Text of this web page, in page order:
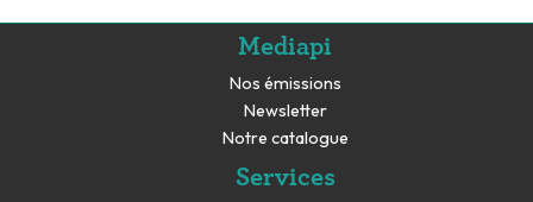
Mediapi
Nos émissions
Newsletter
Notre catalogue
Services